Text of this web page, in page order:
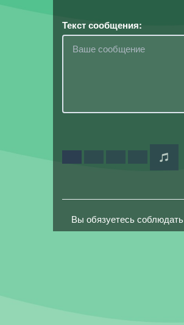
Текст сообщения:
Вы обязуетесь соблюдать